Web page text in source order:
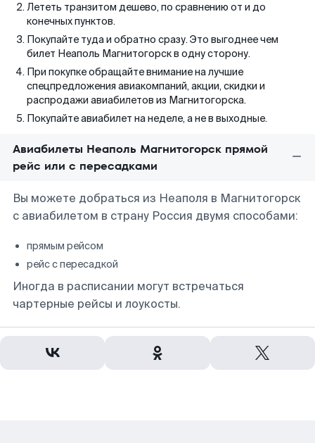
Лететь транзитом дешево, по сравнению от и до
конечных пунктов.
Покупайте туда и обратно сразу. Это выгоднее чем
билет Неаполь Магнитогорск в одну сторону.
При покупке обращайте внимание на лучшие
спецпредложения авиакомпаний, акции, скидки и
распродажи авиабилетов из Магнитогорска.
Покупайте авиабилет на неделе, а не в выходные.
Авиабилеты Неаполь Магнитогорск прямой
рейс или с пересадками
Вы можете добраться из Неаполя в Магнитогорск
с авиабилетом в страну Россия двумя способами:
прямым рейсом
рейс с пересадкой
Иногда в расписании могут встречаться
чартерные рейсы и лоукосты.